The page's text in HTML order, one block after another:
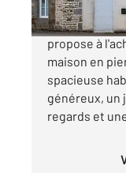
Votre agence
propose à
maison en
spacieuse
généreux, un
regards et une